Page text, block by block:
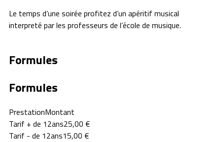
Le temps d’une soirée profitez d’un apéritif musical
interpreté par les professeurs de l’école de musique.
Formules
Formules
PrestationMontant
Tarif + de 12ans25,00 €
Tarif - de 12ans15,00 €